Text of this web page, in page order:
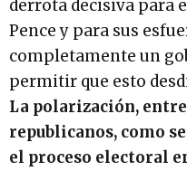
derrota decisiva para
Pence y para sus
completamente un
permitir que esto
La polarización,
republicanos, como
el proceso electoral